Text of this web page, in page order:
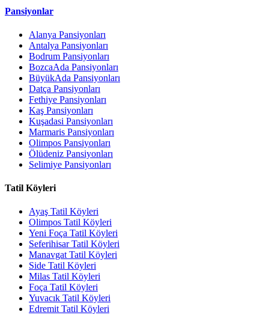
Pansiyonlar
Alanya Pansiyonları
Antalya Pansiyonları
Bodrum Pansiyonları
BozcaAda Pansiyonları
BüyükAda Pansiyonları
Datça Pansiyonları
Fethiye Pansiyonları
Kaş Pansiyonları
Kuşadasi Pansiyonları
Marmaris Pansiyonları
Olimpos Pansiyonları
Ölüdeniz Pansiyonları
Selimiye Pansiyonları
Tatil Köyleri
Ayaş Tatil Köyleri
Olimpos Tatil Köyleri
Yeni Foça Tatil Köyleri
Seferihisar Tatil Köyleri
Manavgat Tatil Köyleri
Side Tatil Köyleri
Milas Tatil Köyleri
Foça Tatil Köyleri
Yuvacık Tatil Köyleri
Edremit Tatil Köyleri